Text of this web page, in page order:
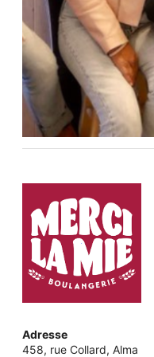
Adresse
458, rue Collard, Alma